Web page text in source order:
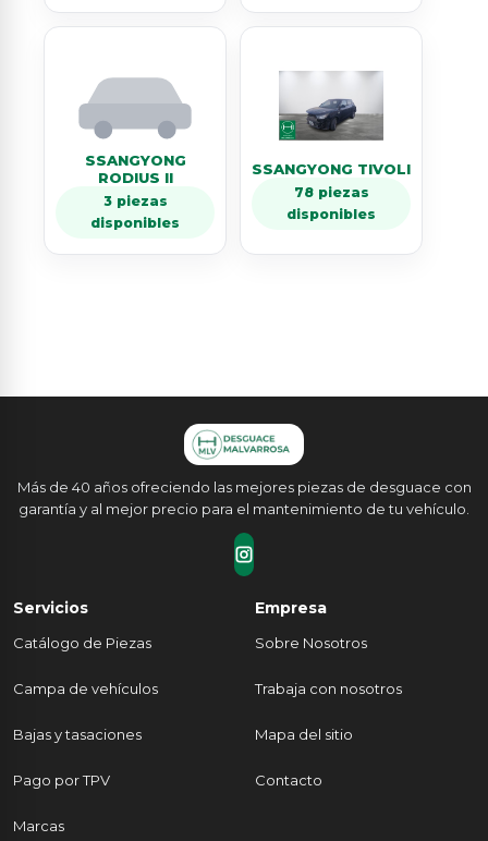
SSANGYONG
RODIUS II
3 piezas
disponibles
SSANGYONG TIVOLI
78 piezas
disponibles
Más de 40 años ofreciendo las mejores piezas de desguace con
garantía y al mejor precio para el mantenimiento de tu vehículo.
Servicios
Catálogo de Piezas
Campa de vehículos
Bajas y tasaciones
Pago por TPV
Marcas
Empresa
Sobre Nosotros
Trabaja con nosotros
Mapa del sitio
Contacto